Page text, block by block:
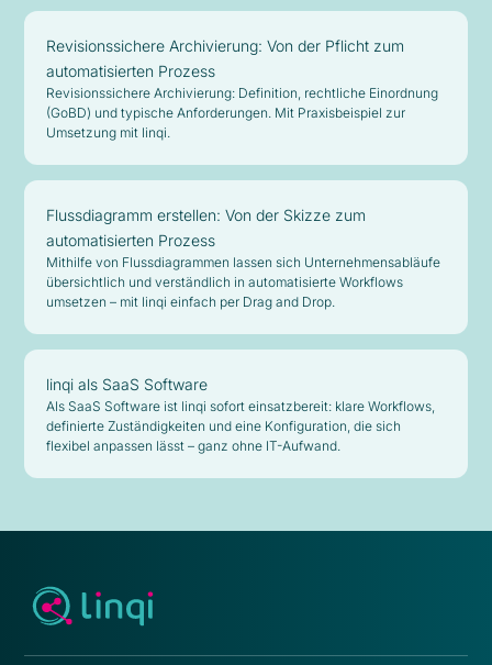
Revisionssichere Archivierung: Von der Pflicht zum
automatisierten Prozess
Revisionssichere Archivierung: Definition, rechtliche Einordnung
(GoBD) und typische Anforderungen. Mit Praxisbeispiel zur
Umsetzung mit linqi.
Flussdiagramm erstellen: Von der Skizze zum
automatisierten Prozess
Mithilfe von Flussdiagrammen lassen sich Unternehmensabläufe
übersichtlich und verständlich in automatisierte Workflows
umsetzen – mit linqi einfach per Drag and Drop.
linqi als SaaS Software
Als SaaS Software ist linqi sofort einsatzbereit: klare Workflows,
definierte Zuständigkeiten und eine Konfiguration, die sich
flexibel anpassen lässt – ganz ohne IT-Aufwand.